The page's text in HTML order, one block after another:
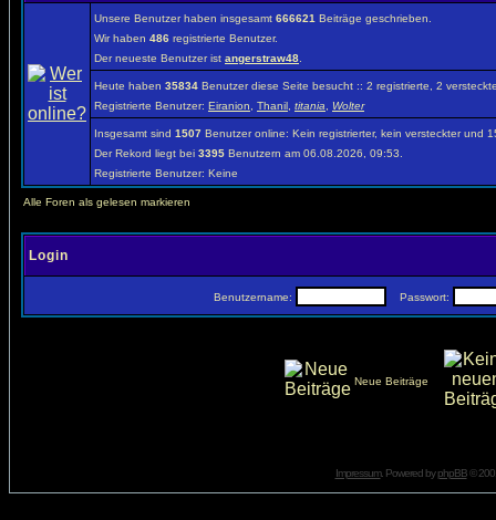
Unsere Benutzer haben insgesamt 666621 Beiträge geschrieben.
Wir haben 486 registrierte Benutzer.
Der neueste Benutzer ist angerstraw48
Heute haben 35834 Benutzer diese Seite besucht :: 2 registrierte, 2
Registrierte Benutzer: Eiranion Thanil titania Wolter
Insgesamt sind 1507 Benutzer online: Kein registrierter, kein versteckter und
Der Rekord liegt bei 3395 Benutzern am 06.08.2026, 09:53.
Registrierte Benutzer: Keine
Alle Foren als gelesen markieren
Login
Benutzername: Passwort:
Neue Beiträge
Impressum. Powered byphpBB©